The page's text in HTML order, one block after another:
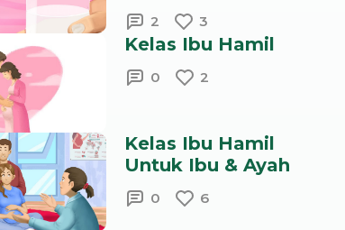
2 3
Kelas Ibu Hamil
0 2
Kelas Ibu Hamil
Untuk Ibu & Ayah
0 6